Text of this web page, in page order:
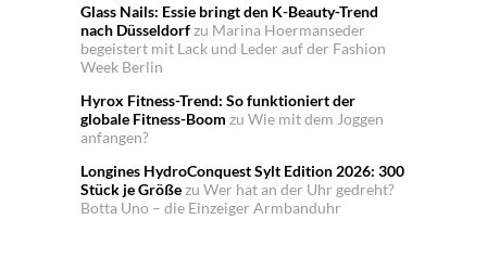
Glass Nails: Essie bringt den K-Beauty-Trend
nach Düsseldorfzu Marina Hoermanseder
begeistert mit Lack und Leder auf der Fashion
Week Berlin
Hyrox Fitness-Trend: So funktioniert der
globale Fitness-Boom zu Wie mit dem Joggen
anfangen?
Longines HydroConquest Sylt Edition 2026: 300
Stück je Größezu Wer hat an der Uhr gedreht?
Botta Uno – die Einzeiger Armbanduhr